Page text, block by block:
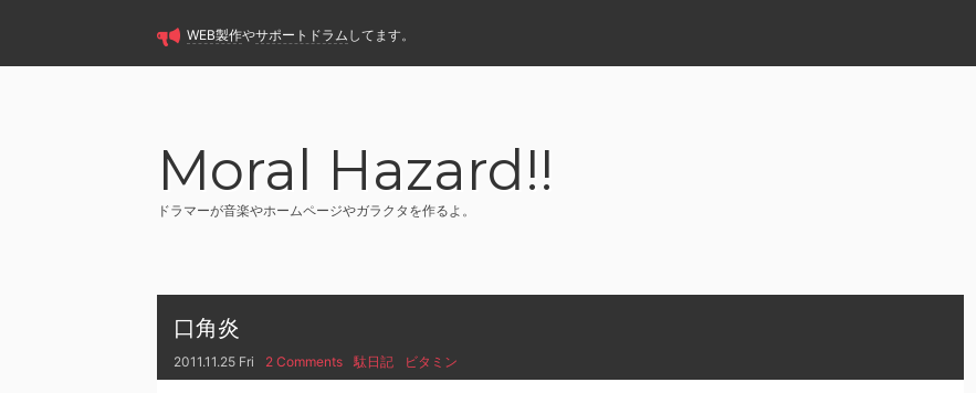
WEB製作やサポートドラム してます。
Moral Hazard!!
ドラマーが音楽やホームページやガラクタを作るよ。
口角炎
2011.11.25 Fri 2 Comments 駄日記 ビタミン